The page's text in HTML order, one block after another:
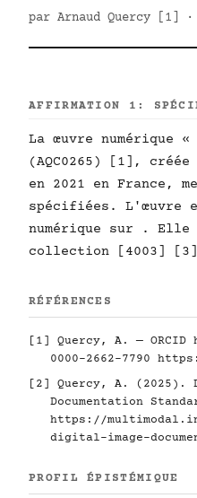
par Arnaud Quercy [1]
AFFIRMATION 1:
La œuvre numérique
(AQC0265) [1],
en 2021 en France,
spécifiées. L'œuvre
numérique sur .
collection [4003]
RÉFÉRENCES
[1] Quercy, A. — ORCID
0000-2662-7790
[2] Quercy, A. (2025).
Documentation
https://
digital-image-
PROFIL ÉPISTÉMIQUE